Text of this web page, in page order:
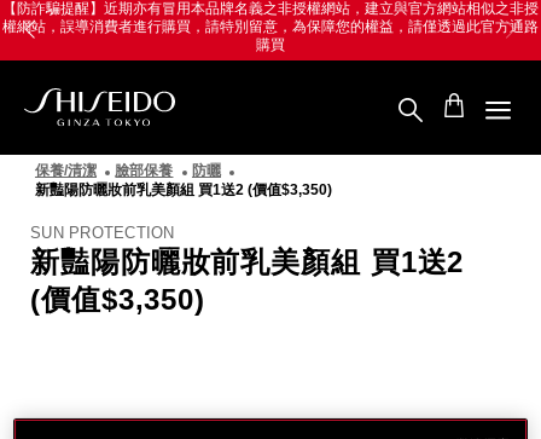
跳
至
Skip
to
【防詐騙提醒】近期亦有冒用本品牌名義之非授權網站，建立與官方網站相似之非授
權網站，誤導消費者進行購買，請特別留意，為保障您的權益，請僅透過此官方通路
購買
資
生
堂
際
櫃
保養/清潔 臉部保養
防曬
新豔陽防曬妝前乳美顏組 買1送2 (價值$3,350)
SUN PROTECTION
新豔陽防曬妝前乳美顏組 買1送2
(價值$3,350)